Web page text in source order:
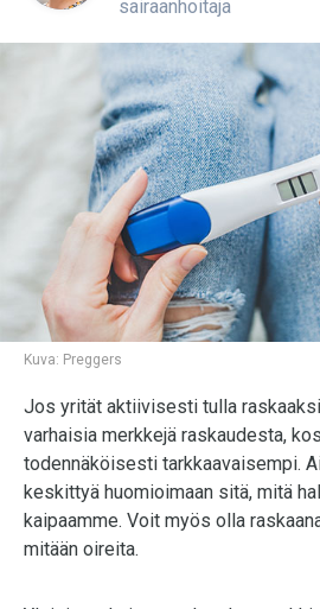
sairaanhoitaja
Kuva: Preggers
Jos yrität aktiivisesti tulla
varhaisia merkkejä raskaudesta,
todennäköisesti tarkkaavaisempi.
keskittyä huomioimaan sitä, mitä
kaipaamme. Voit myös olla
mitään oireita.